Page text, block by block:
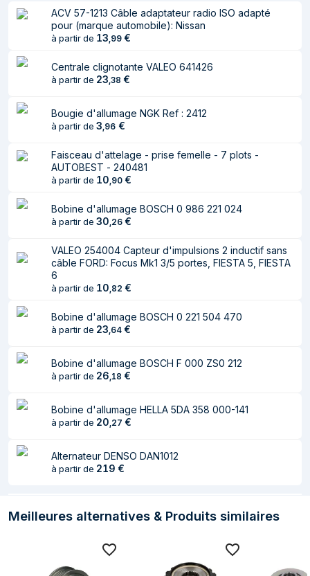
ACV 57-1213 Câble adaptateur radio ISO adapté
pour (marque automobile): Nissan
à partir de 13,99 €
Centrale clignotante VALEO 641426
à partir de 23,38 €
Bougie d'allumage NGK Ref : 2412
à partir de 3,96 €
Faisceau d'attelage - prise femelle - 7 plots -
AUTOBEST - 240481
à partir de 10,90 €
Bobine d'allumage BOSCH 0 986 221 024
à partir de 30,26 €
VALEO 254004 Capteur d'impulsions 2 inductif sans
câble FORD: Focus Mk1 3/5 portes, FIESTA 5, FIESTA
6
à partir de 10,82 €
Bobine d'allumage BOSCH 0 221 504 470
à partir de 23,64 €
Bobine d'allumage BOSCH F 000 ZS0 212
à partir de 26,18 €
Bobine d'allumage HELLA 5DA 358 000-141
à partir de 20,27 €
Alternateur DENSO DAN1012
à partir de 219 €
Meilleures alternatives & Produits similaires